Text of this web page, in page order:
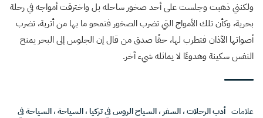
ولكنني ذهبت وجلست على أحد صخور ساحله بل واخترقت أمواجه في رحلة
بحرية، وكأن تلك الأمواج التي تضرب الصخور فتمحو ما بها من أتربة، تضرب
أصواتها الآذان فتطرب لها، حقُا صدق من قال إن الجلوس إلى البحر يمنح
النفس سكينة وهدوءًا لا يماثله شيء آخر.
علامات أدب الرحلات،السفر ،السياح الروس في تركيا،السياحة،السياحة في